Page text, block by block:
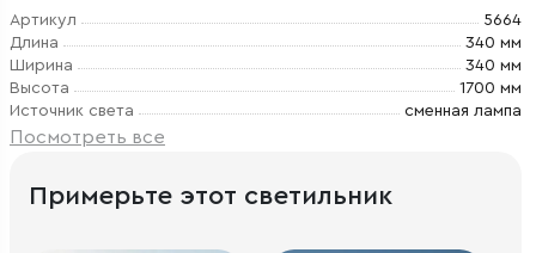
Артикул
5664
Длина
340 мм
Ширина
340 мм
Высота
1700 мм
Источник света
сменная лампа
Посмотреть все
Примерьте этот светильник